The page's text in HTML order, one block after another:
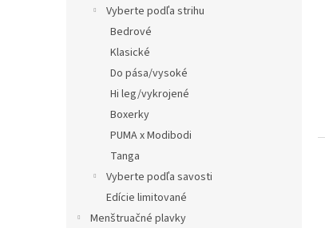
Vyberte podľa strihu
Bedrové
Klasické
Do pása/vysoké
Hi leg/vykrojené
Boxerky
PUMA x Modibodi
Tanga
Vyberte podľa savosti
Edície limitované
Menštruačné plavky